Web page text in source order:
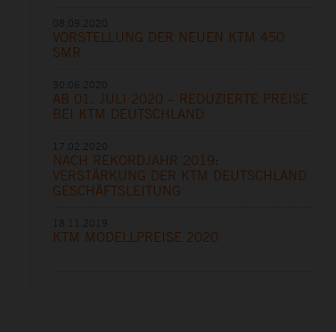
VORSTELLUNG DER NEUEN KTM 450
SMR
AB 01. JULI 2020 – REDUZIERTE PREISE
BEI KTM DEUTSCHLAND
NACH REKORDJAHR 2019:
VERSTÄRKUNG DER KTM DEUTSCHLAND
GESCHÄFTSLEITUNG
KTM MODELLPREISE 2020